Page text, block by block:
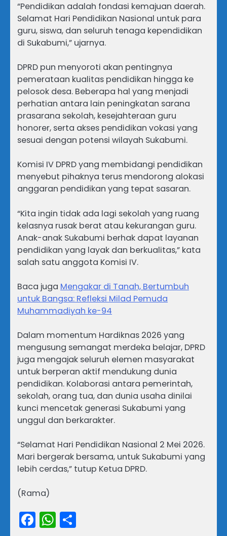
“Pendidikan adalah fondasi kemajuan daerah.
Selamat Hari Pendidikan Nasional untuk para
guru, siswa, dan seluruh tenaga kependidikan
di Sukabumi,” ujarnya.
DPRD pun menyoroti akan pentingnya
pemerataan kualitas pendidikan hingga ke
pelosok desa. Beberapa hal yang menjadi
perhatian antara lain peningkatan sarana
prasarana sekolah, kesejahteraan guru
honorer, serta akses pendidikan vokasi yang
sesuai dengan potensi wilayah Sukabumi.
Komisi IV DPRD yang membidangi pendidikan
menyebut pihaknya terus mendorong alokasi
anggaran pendidikan yang tepat sasaran.
“Kita ingin tidak ada lagi sekolah yang ruang
kelasnya rusak berat atau kekurangan guru.
Anak-anak Sukabumi berhak dapat layanan
pendidikan yang layak dan berkualitas,” kata
salah satu anggota Komisi IV.
Baca juga Mengakar di Tanah, Bertumbuh
untuk Bangsa: Refleksi Milad Pemuda
Muhammadiyah ke-94
Dalam momentum Hardiknas 2026 yang
mengusung semangat merdeka belajar, DPRD
juga mengajak seluruh elemen masyarakat
untuk berperan aktif mendukung dunia
pendidikan. Kolaborasi antara pemerintah,
sekolah, orang tua, dan dunia usaha dinilai
kunci mencetak generasi Sukabumi yang
unggul dan berkarakter.
“Selamat Hari Pendidikan Nasional 2 Mei 2026.
Mari bergerak bersama, untuk Sukabumi yang
lebih cerdas,” tutup Ketua DPRD.
(Rama)
Facebook
WhatsApp